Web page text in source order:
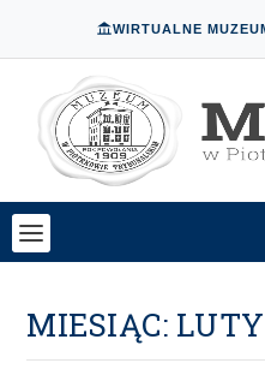
WIRTUALNE
MIESIĄC: